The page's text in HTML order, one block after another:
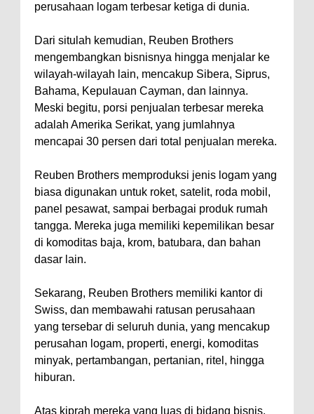
perusahaan logam terbesar ketiga di dunia.
Dari situlah kemudian, Reuben Brothers
mengembangkan bisnisnya hingga menjalar ke
wilayah-wilayah lain, mencakup Sibera, Siprus,
Bahama, Kepulauan Cayman, dan lainnya.
Meski begitu, porsi penjualan terbesar mereka
adalah Amerika Serikat, yang jumlahnya
mencapai 30 persen dari total penjualan mereka.
Reuben Brothers memproduksi jenis logam yang
biasa digunakan untuk roket, satelit, roda mobil,
panel pesawat, sampai berbagai produk rumah
tangga. Mereka juga memiliki kepemilikan besar
di komoditas baja, krom, batubara, dan bahan
dasar lain.
Sekarang, Reuben Brothers memiliki kantor di
Swiss, dan membawahi ratusan perusahaan
yang tersebar di seluruh dunia, yang mencakup
perusahan logam, properti, energi, komoditas
minyak, pertambangan, pertanian, ritel, hingga
hiburan.
Atas kiprah mereka yang luas di bidang bisnis,